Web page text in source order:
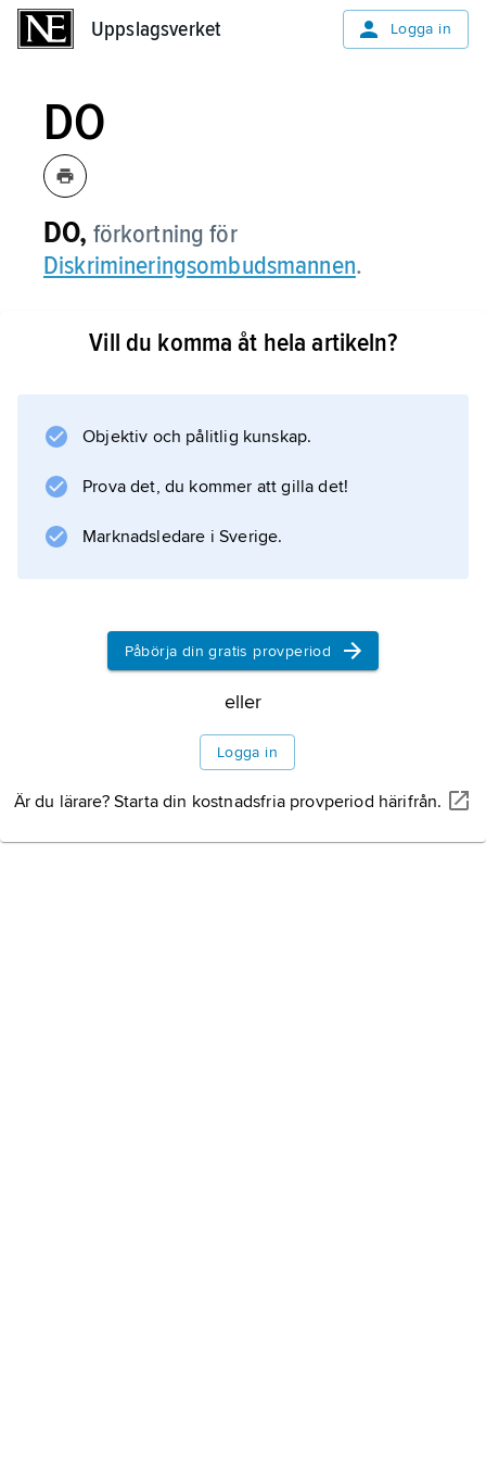
Uppslagsverket Logga in
DO
DO, förkortning för
Diskrimineringsombudsmannen.
Vill du komma åt hela artikeln?
Objektiv och pålitlig kunskap.
Prova det, du kommer att gilla det!
Marknadsledare i Sverige.
Påbörja din gratis provperiod
eller
Logga in
Är du lärare? Starta din kostnadsfria provperiod härifrån.